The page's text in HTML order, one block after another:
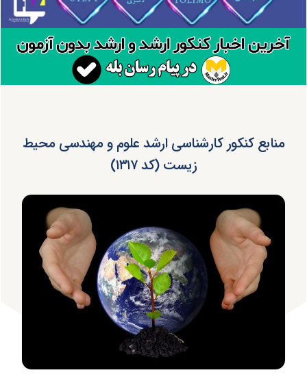
منابع کنکور کارشناسی ارشد علوم و مهندسی محیط
زیست (کد ۱۳۱۷)